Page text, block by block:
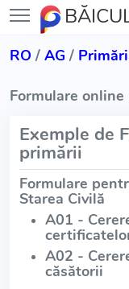
RO / AG /
Formulare online
Exemple de
primării
Formulare
Starea Civilă
A01 -
A02 -
căsătorii